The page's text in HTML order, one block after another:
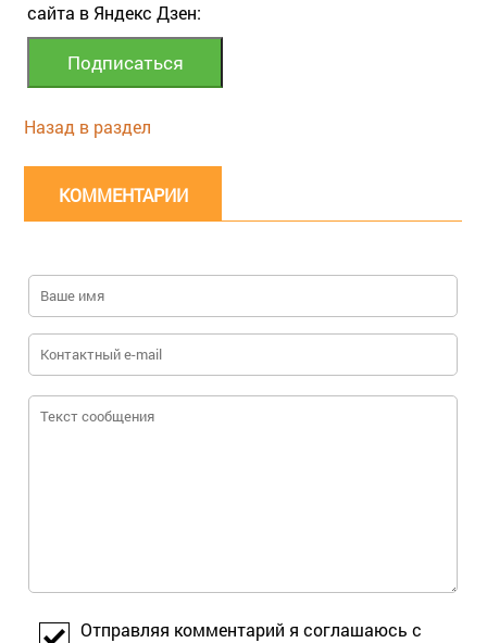
сайта в Яндекс Дзен:
Назад в раздел
КОММЕНТАРИИ
Отправляя комментарий я соглашаюсь с